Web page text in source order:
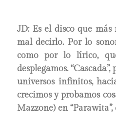
JD:Es el disco que más
mal decirlo. Por lo
como por lo lírico,
desplegamos.
universos infinitos,
crecimos y probamos
Mazzone) en